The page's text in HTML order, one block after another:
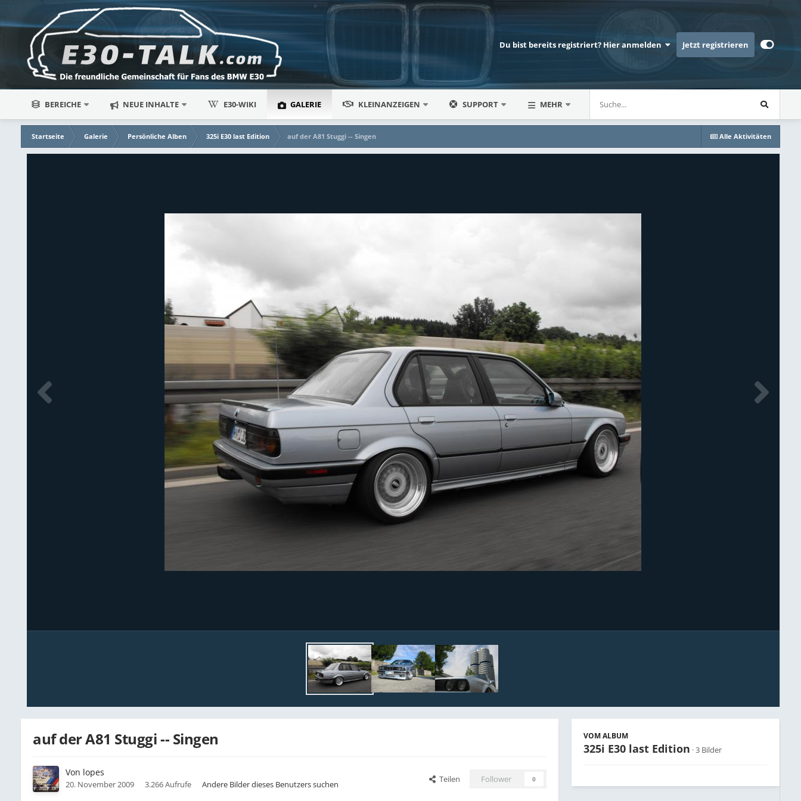
Du bist bereits registriert? Hier anmelden Jetzt registrieren
BEREICHE NEUE INHALTE E30-WIKI GALERIE KLEINANZEIGEN SUPPORT MEHR
Alle Aktivitäten
Startseite Galerie Persönliche Alben 325i E30 last Edition auf der A81 Stuggi -- Singen
auf der A81 Stuggi -- Singen
Von lopes
20. November 2009 3.266 Aufrufe Andere Bilder dieses Benutzers suchen
Teilen Follower 0
VOM ALBUM
325i E30 last Edition · 3 Bilder